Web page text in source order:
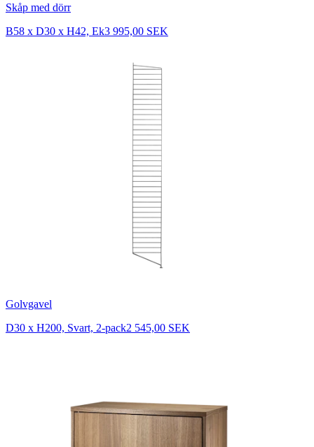
Skåp med dörr
B58 x D30 x H42, Ek3 995,00 SEK
Golvgavel
D30 x H200, Svart, 2-pack2 545,00 SEK